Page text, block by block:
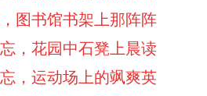
图书馆书架上那阵阵
，花园中石凳上晨读
，运动场上的飒爽英